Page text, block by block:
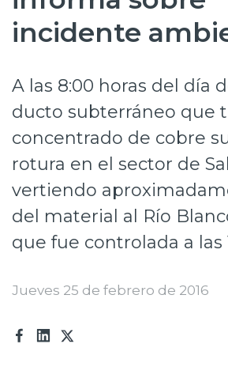
Nosotros
Operaciones
Sustentabilidad
Innovación
Inversionistas
Trabaja en Codelco
Proveedores
incidente
A las 8:00 horas del día
ducto subterráneo que
concentrado de cobre
rotura en el sector de
vertiendo
del material al Río
que fue controlada a las
Jueves 25 de febrero de 2016